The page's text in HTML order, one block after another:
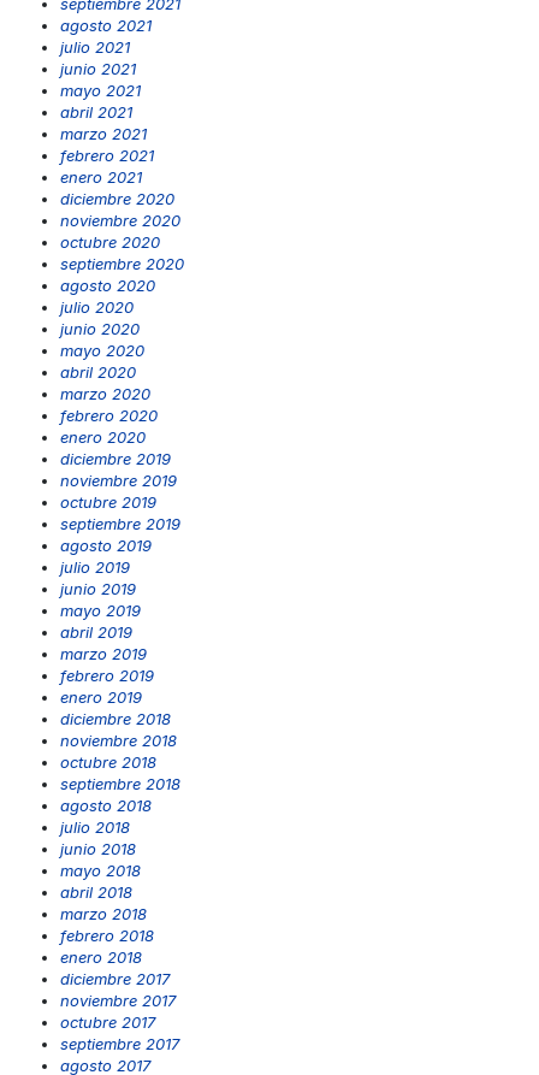
agosto 2021
julio 2021
junio 2021
mayo 2021
abril 2021
marzo 2021
febrero 2021
enero 2021
diciembre 2020
noviembre 2020
octubre 2020
septiembre 2020
agosto 2020
julio 2020
junio 2020
mayo 2020
abril 2020
marzo 2020
febrero 2020
enero 2020
diciembre 2019
noviembre 2019
octubre 2019
septiembre 2019
agosto 2019
julio 2019
junio 2019
mayo 2019
abril 2019
marzo 2019
febrero 2019
enero 2019
diciembre 2018
noviembre 2018
octubre 2018
septiembre 2018
agosto 2018
julio 2018
junio 2018
mayo 2018
abril 2018
marzo 2018
febrero 2018
enero 2018
diciembre 2017
noviembre 2017
octubre 2017
septiembre 2017
agosto 2017